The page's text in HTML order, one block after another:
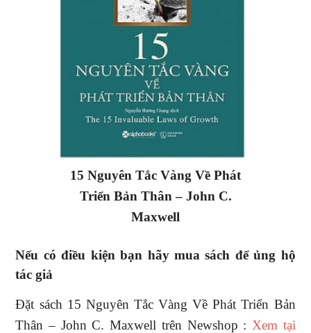
15 Nguyên Tắc Vàng Về Phát
Triển Bản Thân – John C.
Maxwell
Nếu có điều kiện bạn hãy mua sách để ủng hộ
tác giả
Đặt sách 15 Nguyên Tắc Vàng Về Phát Triển Bản
Thân – John C. Maxwell trên Newshop : Xem tại